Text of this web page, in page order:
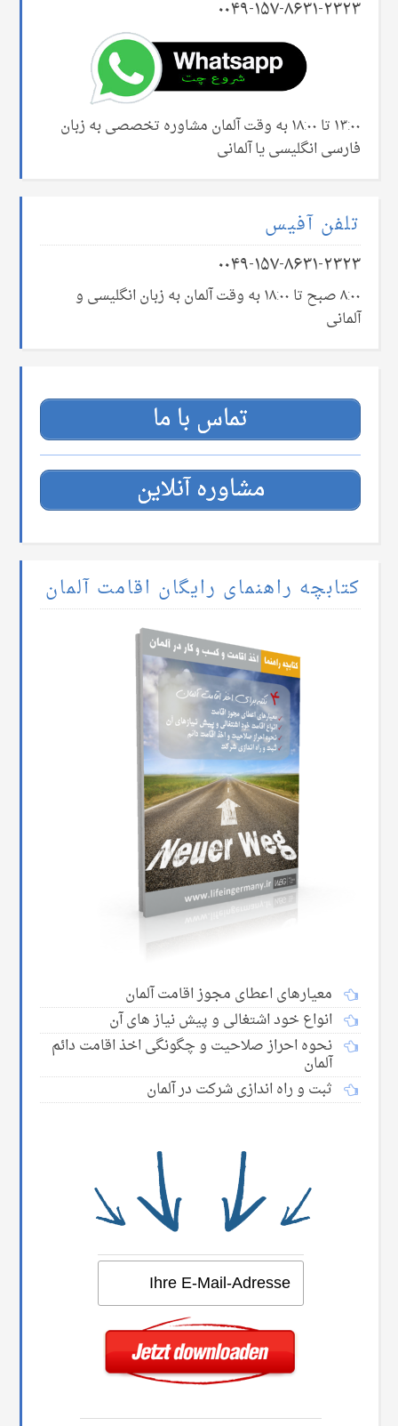
۰۰۴۹-۱۵۷-۸۶۳۱-۲۳۲۳
۱۳:۰۰ تا ۱۸:۰۰ به وقت آلمان مشاوره تخصصی به زبان
فارسی انگلیسی یا آلمانی
تلفن آفیس
۰۰۴۹-۱۵۷-۸۶۳۱-۲۳۲۳
۸:۰۰ صبح تا ۱۸:۰۰ به وقت آلمان به زبان انگلیسی و
آلمانی
تماس با ما
مشاوره آنلاین
کتابچه راهنمای رایگان اقامت آلمان
معیارهای اعطای مجوز اقامت آلمان
انواع خود اشتغالی و پیش نیاز های آن
نحوه احراز صلاحیت و چگونگی اخذ اقامت دائم
آلمان
ثبت و راه اندازی شرکت در آلمان